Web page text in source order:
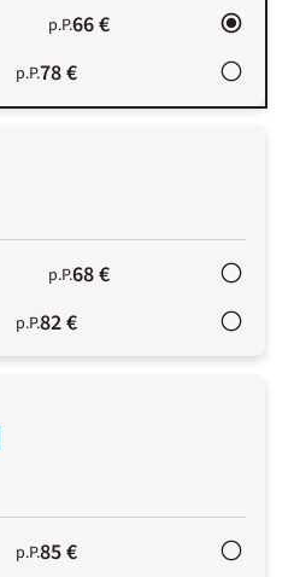
p.P.66 €
p.P.78 €
p.P.68 €
p.P.82 €
p.P.85 €